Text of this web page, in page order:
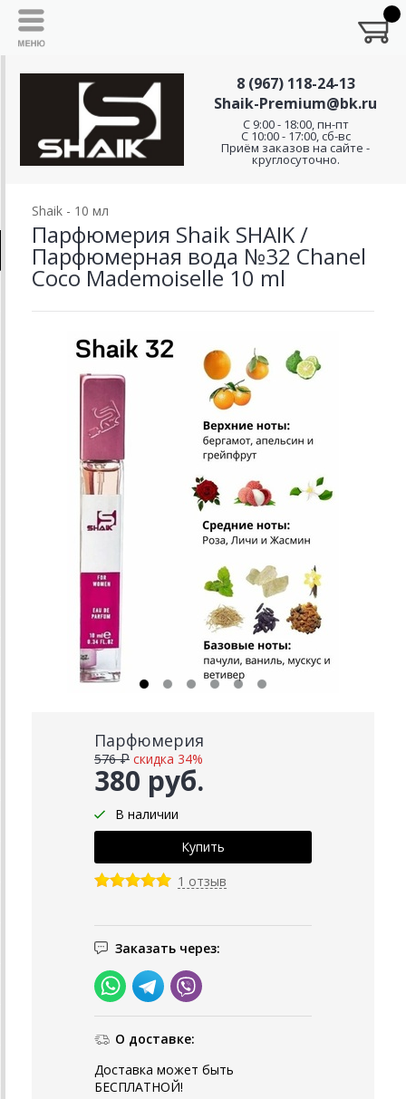
8 (967) 118-24-13
Shaik-Premium@bk.ru
C 9:00 - 18:00, пн-пт
С 10:00 - 17:00, сб-вс
Приём заказов на сайте -
круглосуточно.
Shaik - 10 мл
Парфюмерия Shaik SHAIK /
Парфюмерная вода №32 Chanel
Coco Mademoiselle 10 ml
Парфюмерия
380 руб.
576 ₽ скидка 34%
В наличии
1 отзыв
Заказать через:
О доставке:
Доставка может быть
БЕСПЛАТНОЙ!